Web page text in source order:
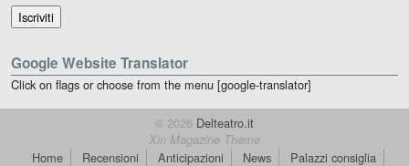
Google Website Translator
Click on flags or choose from the menu [google-translator]
© 2026 Delteatro.it
Xin Magazine Theme
Home Recensioni Anticipazioni News Palazzi consiglia